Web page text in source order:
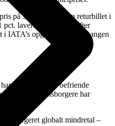
på 324 dollar for en returbillet i
pct. lavere end i 1998, efter
IATA’s opgørelse ved udgangen
adgang til den befriende
af fem verdensborgere har
privilegeret globalt mindretal –